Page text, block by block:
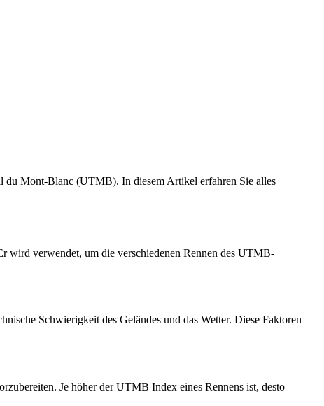
du Mont-Blanc (UTMB). In diesem Artikel erfahren Sie alles
wird verwendet, um die verschiedenen Rennen des UTMB-
Schwierigkeit des Geländes und das Wetter. Diese Faktoren
Je höher der UTMB Index eines Rennens ist, desto